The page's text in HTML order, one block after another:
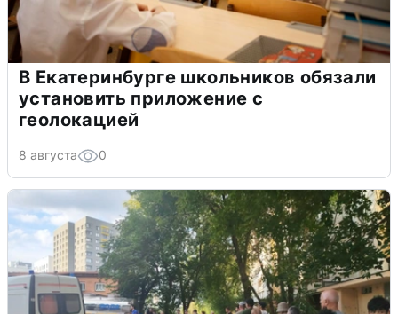
В Екатеринбурге школьников обязали
установить приложение с
геолокацией
8 августа 0